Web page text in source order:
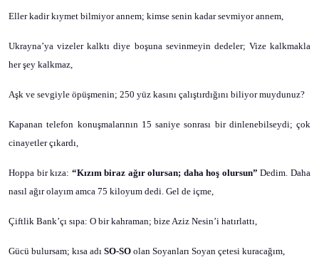
Eller kadir kıymet bilmiyor annem; kimse senin kadar sevmiyor annem,
Ukrayna’ya vizeler kalktı diye boşuna sevinmeyin dedeler; Vize kalkmakla
her şey kalkmaz,
Aşk ve sevgiyle öpüşmenin; 250 yüz kasını çalıştırdığını biliyor muydunuz?
Kapanan telefon konuşmalarının 15 saniye sonrası bir dinlenebilseydi; çok
cinayetler çıkardı,
Hoppa bir kıza: “Kızım biraz ağır olursan; daha hoş olursun” Dedim. Daha
nasıl ağır olayım amca 75 kiloyum dedi. Gel de içme,
Çiftlik Bank’çı sıpa: O bir kahraman; bize Aziz Nesin’i hatırlattı,
Gücü bulursam; kısa adı SO-SO olan Soyanları Soyan çetesi kuracağım,